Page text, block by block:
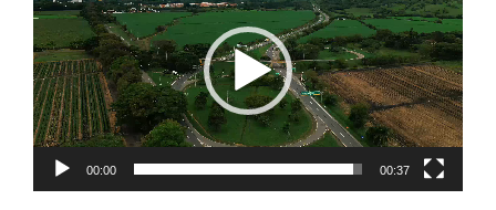
vídeo
00:00 00:37